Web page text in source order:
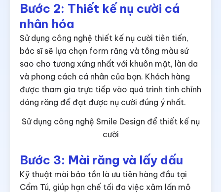
Bước 2: Thiết kế nụ cười cá
nhân hóa
Sử dụng công nghệ thiết kế nụ cười tiên tiến,
bác sĩ sẽ lựa chọn form răng và tông màu sứ
sao cho tương xứng nhất với khuôn mặt, làn da
và phong cách cá nhân của bạn. Khách hàng
được tham gia trực tiếp vào quá trình tinh chỉnh
dáng răng để đạt được nụ cười đúng ý nhất.
Sử dụng công nghệ Smile Design để thiết kế nụ
cười
Bước 3: Mài răng và lấy dấu
Kỹ thuật mài bảo tồn là ưu tiên hàng đầu tại
Cẩm Tú, giúp hạn chế tối đa việc xâm lấn mô